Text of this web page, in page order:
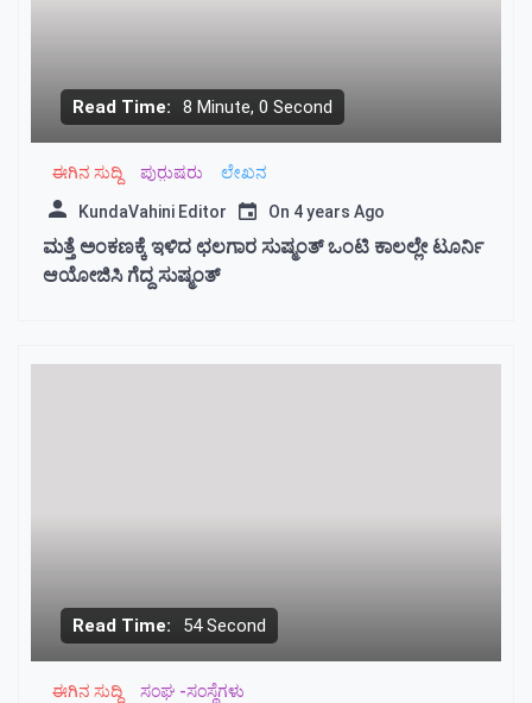
Read Time: 8 Minute, 0 Second
ಈಗಿನ ಸುದ್ದಿ ಪುರು಼ಷರು ಲೇಖನ
KundaVahini Editor On 4 years Ago
ಮತ್ತೆ ಅಂಕಣಕ್ಕೆ ಇಳಿದ ಛಲಗಾರ ಸುಷ್ಮಂತ್ ಒಂಟಿ ಕಾಲಲ್ಲೇ ಟೂರ್ನಿ
ಆಯೋಜಿಸಿ ಗೆದ್ದ ಸುಷ್ಮಂತ್
Read Time: 54 Second
ಈಗಿನ ಸುದ್ದಿ ಸಂಘ -ಸಂಸ್ಥೆಗಳು